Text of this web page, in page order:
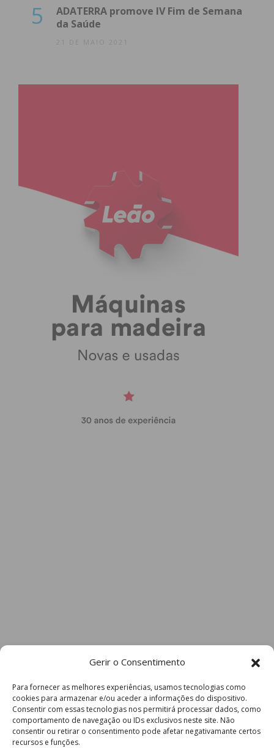
Gerir o Consentimento
Para fornecer as melhores experiências, usamos tecnologias como
cookies para armazenar e/ou aceder a informações do dispositivo.
Consentir com essas tecnologias nos permitirá processar dados, como
comportamento de navegação ou IDs exclusivos neste site. Não
consentir ou retirar o consentimento pode afetar negativamante certos
recursos e funções.
5
ADATERRA promove IV Fim de Semana
da Saúde
21 DE MAIO 2021